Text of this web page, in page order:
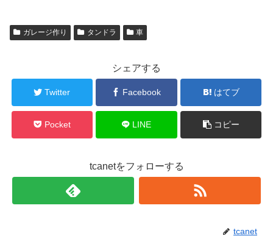
ガレージ作り タンドラ 車
シェアする
Twitter Facebook はてブ
Pocket LINE コピー
tcanetをフォローする
tcanet